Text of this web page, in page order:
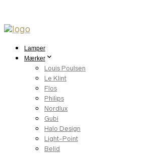
Lamper
Mærker
Louis Poulsen
Le Klint
Flos
Philips
Nordlux
Gubi
Halo Design
Light-Point
Belid